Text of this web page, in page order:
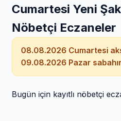
Cumartesi Yeni
Nöbetçi Eczaneler
08.08.2026 Cumartesi
09.08.2026 Pazar
Bugün için kayıtlı nöbetçi